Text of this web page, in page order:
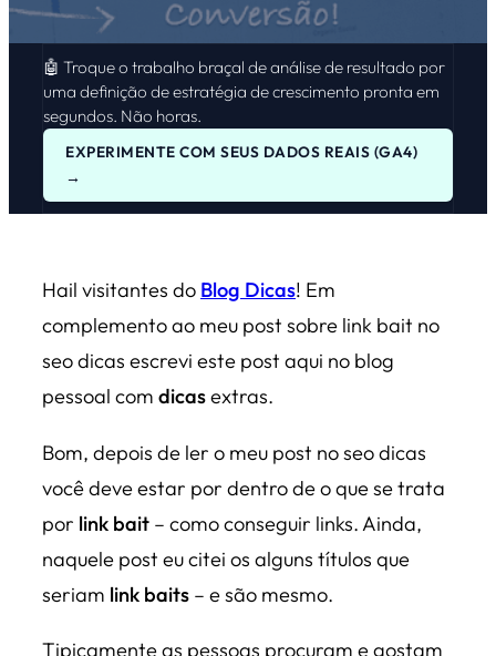
🤖 Troque o trabalho braçal de análise de resultado por
uma definição de estratégia de crescimento pronta em
segundos. Não horas.
EXPERIMENTE COM SEUS DADOS REAIS (GA4)
→
Hail visitantes do Blog Dicas! Em
complemento ao meu post sobre link bait no
seo dicas escrevi este post aqui no blog
pessoal com dicasextras.
Bom, depois de ler o meu post no seo dicas
você deve estar por dentro de o que se trata
por link bait – como conseguir links. Ainda,
naquele post eu citei os alguns títulos que
seriam link baits – e são mesmo.
Tipicamente as pessoas procuram e gostam